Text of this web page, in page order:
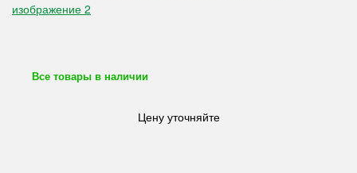
Все товары в наличии
Цену уточняйте